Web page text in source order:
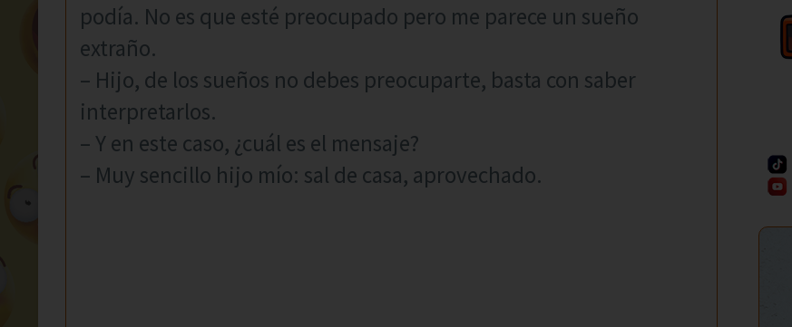
podía. No es que esté preocupado pero me parece un sueño
extraño.
– Hijo, de los sueños no debes preocuparte, basta con saber
interpretarlos.
– Y en este caso, ¿cuál es el mensaje?
– Muy sencillo hijo mío: sal de casa, aprovechado.